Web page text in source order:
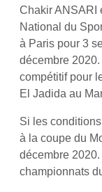
Chakir ANSARI
National du
à Paris pour 3
décembre
compétitif pour
El Jadida au
Si les
à la coupe du
décembre
championnats